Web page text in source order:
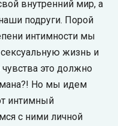
внутренний мир, а
подруги. Порой
интимности мы
жизнь и
это должно
Но мы идем
интимный
с ними личной